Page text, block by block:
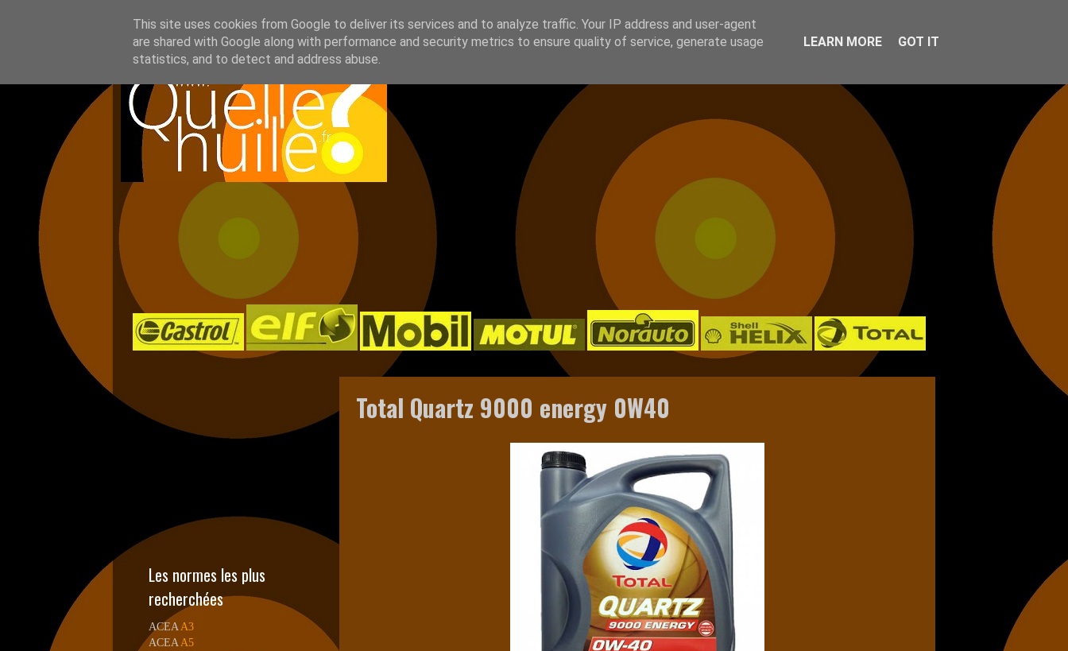
Total Quartz 9000 energy 0W40
Les normes les plus
recherchées
ACEAA3
ACEAA5
This site uses cookies from Google to deliver its services and to analyze traffic. Your IP address and user-agent
are shared with Google along with performance and security metrics to ensure quality of service, generate usage
statistics, and to detect and address abuse.
LEARN MORE GOT IT